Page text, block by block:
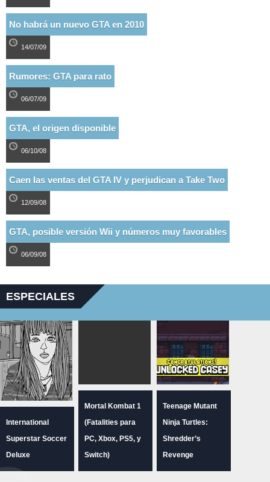
No habrá un nuevo GTA en 2010
14/07/09
Rumores: GTA para rato
06/07/09
GTA, el origen disponible
06/10/08
Caen las ventas del GTA IV y perjudican a Take Two
12/09/08
GTA, posible versión Wii y números muy favorables
06/09/08
ESPECIALES
International
Superstar Soccer
Deluxe
Mortal Kombat 1
(Fatalities para
PC, Xbox, PS5, y
Switch)
Teenage Mutant
Ninja Turtles:
Shredder’s
Revenge